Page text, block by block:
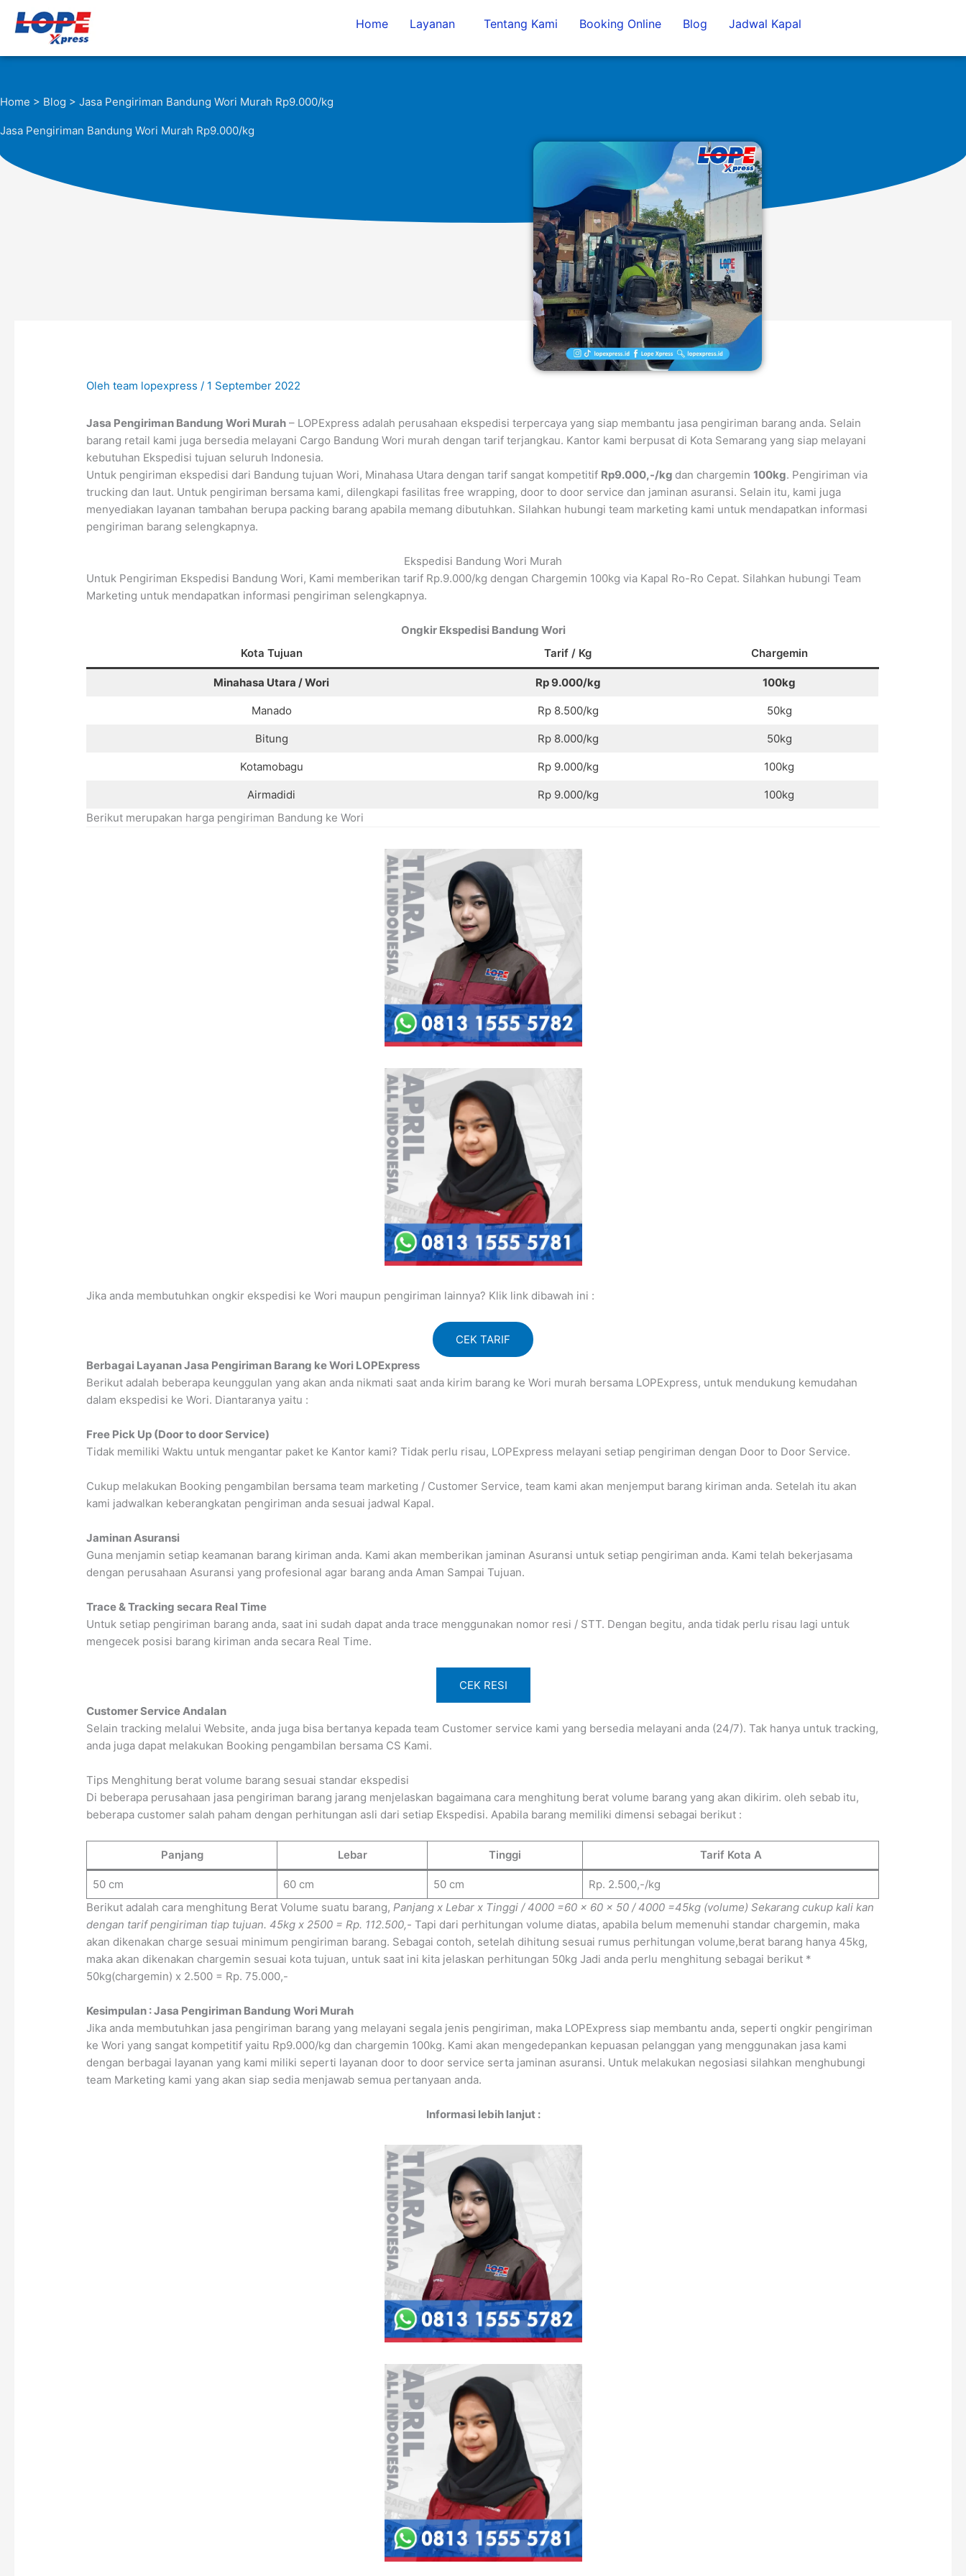
Home Layanan Tentang Kami Booking Online Blog Jadwal Kapal
Home > Blog > Jasa Pengiriman Bandung Wori Murah Rp9.000/kg
Jasa Pengiriman Bandung Wori Murah Rp9.000/kg
Olehteam lopexpress/ 1 September 2022
Jasa Pengiriman Bandung Wori Murah – LOPExpress adalah perusahaan ekspedisi terpercaya yang siap membantu jasa pengiriman barang anda. Selain
barang retail kami juga bersedia melayani Cargo Bandung Wori murah dengan tarif terjangkau. Kantor kami berpusat di Kota Semarang yang siap melayani
kebutuhan Ekspedisi tujuan seluruh Indonesia.
Untuk pengiriman ekspedisi dari Bandung tujuan Wori, Minahasa Utara dengan tarif sangat kompetitif Rp9.000,-/kg dan chargemin100kg. Pengiriman via
trucking dan laut. Untuk pengiriman bersama kami, dilengkapi fasilitas free wrapping, door to door service dan jaminan asuransi. Selain itu, kami juga
menyediakan layanan tambahan berupa packing barang apabila memang dibutuhkan. Silahkan hubungi team marketing kami untuk mendapatkan informasi
pengiriman barang selengkapnya.
Ekspedisi Bandung Wori Murah
Untuk Pengiriman Ekspedisi Bandung Wori, Kami memberikan tarif Rp.9.000/kg dengan Chargemin 100kg via Kapal Ro-Ro Cepat. Silahkan hubungi Team
Marketing untuk mendapatkan informasi pengiriman selengkapnya.
Ongkir Ekspedisi Bandung Wori
Kota Tujuan
Tarif / Kg Chargemin
Minahasa Utara / Wori Rp 9.000/kg 100kg
Manado Rp 8.500/kg 50kg
Bitung Rp 8.000/kg 50kg
Kotamobagu Rp 9.000/kg 100kg
Airmadidi Rp 9.000/kg
100kg
Berikut merupakan harga pengiriman Bandung ke Wori
Jika anda membutuhkan ongkir ekspedisi ke Wori maupun pengiriman lainnya? Klik link dibawah ini :
CEK TARIF
Berbagai Layanan Jasa Pengiriman Barang ke Wori LOPExpress
Berikut adalah beberapa keunggulan yang akan anda nikmati saat anda kirim barang ke Wori murah bersama LOPExpress, untuk mendukung kemudahan
dalam ekspedisi ke Wori. Diantaranya yaitu :
Free Pick Up (Door to door Service)
Tidak memiliki Waktu untuk mengantar paket ke Kantor kami? Tidak perlu risau, LOPExpress melayani setiap pengiriman dengan Door to Door Service.
Cukup melakukan Booking pengambilan bersama team marketing / Customer Service, team kami akan menjemput barang kiriman anda. Setelah itu akan
kami jadwalkan keberangkatan pengiriman anda sesuai jadwal Kapal.
Jaminan Asuransi
Guna menjamin setiap keamanan barang kiriman anda. Kami akan memberikan jaminan Asuransi untuk setiap pengiriman anda. Kami telah bekerjasama
dengan perusahaan Asuransi yang profesional agar barang anda Aman Sampai Tujuan.
Trace & Tracking secara Real Time
Untuk setiap pengiriman barang anda, saat ini sudah dapat anda trace menggunakan nomor resi / STT. Dengan begitu, anda tidak perlu risau lagi untuk
mengecek posisi barang kiriman anda secara Real Time.
CEK RESI
Customer Service Andalan
Selain tracking melalui Website, anda juga bisa bertanya kepada team Customer service kami yang bersedia melayani anda (24/7). Tak hanya untuk tracking,
anda juga dapat melakukan Booking pengambilan bersama CS Kami.
Tips Menghitung berat volume barang sesuai standar ekspedisi
Di beberapa perusahaan jasa pengiriman barang jarang menjelaskan bagaimana cara menghitung berat volume barang yang akan dikirim. oleh sebab itu,
beberapa customer salah paham dengan perhitungan asli dari setiap Ekspedisi. Apabila barang memiliki dimensi sebagai berikut :
Panjang Lebar Tinggi Tarif Kota A
50 cm 60 cm 50 cm
Rp. 2.500,-/kg
Berikut adalah cara menghitung Berat Volume suatu barang,Panjang x Lebar x Tinggi / 4000 =60 x 60 x 50 / 4000 =45kg (volume) Sekarang cukup kali kan
dengan tarif pengiriman tiap tujuan. 45kg x 2500 = Rp. 112.500,- Tapi dari perhitungan volume diatas, apabila belum memenuhi standar chargemin, maka
akan dikenakan charge sesuai minimum pengiriman barang. Sebagai contoh, setelah dihitung sesuai rumus perhitungan volume,berat barang hanya 45kg,
maka akan dikenakan chargemin sesuai kota tujuan, untuk saat ini kita jelaskan perhitungan 50kg Jadi anda perlu menghitung sebagai berikut *
50kg(chargemin) x 2.500 = Rp. 75.000,-
Kesimpulan : Jasa Pengiriman BandungWori Murah
Jika anda membutuhkan jasa pengiriman barang yang melayani segala jenis pengiriman, maka LOPExpress siap membantu anda, seperti ongkir pengiriman
ke Wori yang sangat kompetitif yaitu Rp9.000/kg dan chargemin 100kg. Kami akan mengedepankan kepuasan pelanggan yang menggunakan jasa kami
dengan berbagai layanan yang kami miliki seperti layanan door to door service serta jaminan asuransi. Untuk melakukan negosiasi silahkan menghubungi
team Marketing kami yang akan siap sedia menjawab semua pertanyaan anda.
Informasi lebih lanjut :